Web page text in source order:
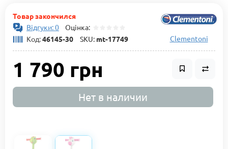
Товар закончился
Відгуки: 0 Оцінка:
Код:46145-30 SKU: mt-17749 Clementoni
1 790 грн
Нет в наличии